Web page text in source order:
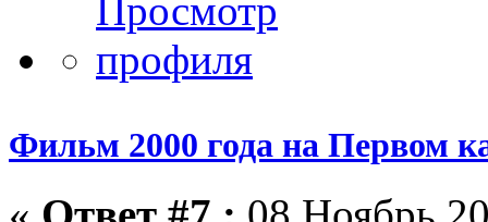
Фильм 2000 года на Первом